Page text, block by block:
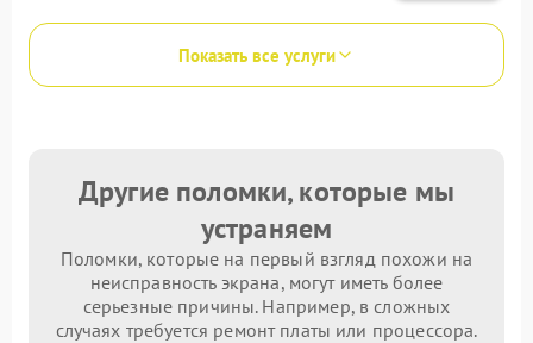
Показать все услуги
Другие поломки, которые мы
устраняем
Поломки, которые на первый взгляд похожи на
неисправность экрана, могут иметь более
серьезные причины. Например, в сложных
случаях требуется ремонт платы или процессора.